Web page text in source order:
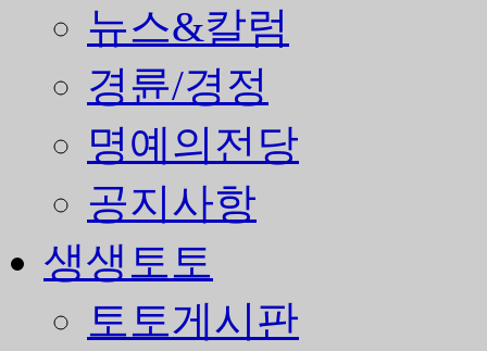
뉴스&칼럼
경륜/경정
명예의전당
공지사항
생생토토
토토게시판